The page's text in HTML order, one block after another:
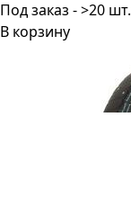
Под заказ - >20 шт.
В корзину